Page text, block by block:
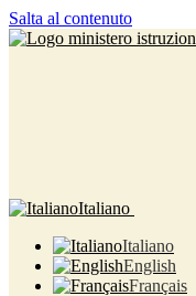
Salta al contenuto
Italiano
Italiano
English
Français